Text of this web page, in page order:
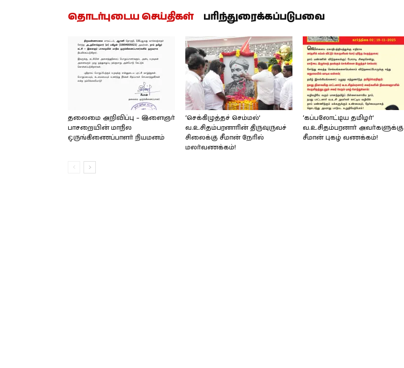
தொடர்புடைய செய்திகள் பரிந்துரைக்கப்படுபவை
தலைமை அறிவிப்பு – இளைஞர்
பாசறையின் மாநில
ஒருங்கிணைப்பாளர் நியமனம்
‘செக்கிழுத்தச் செம்மல்’
வ.உ.சிதம்பரனாரின் திருவுருவச்
சிலைக்கு சீமான் நேரில்
மலர்வணக்கம்!
‘கப்பலோட்டிய தமிழர்’
வ.உ.சிதம்பரனார் அவர்களுக்கு
சீமான் புகழ் வணக்கம்!